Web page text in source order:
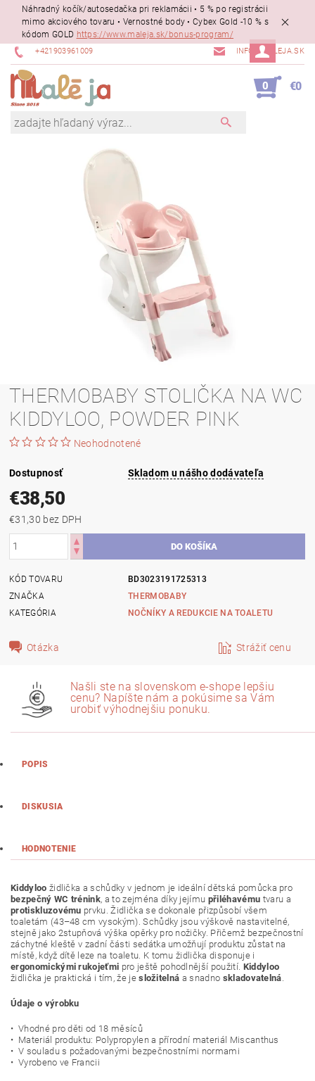
Náhradný kočík/autosedačka pri reklamácii • 5 % po registrácii
mimo akciového tovaru • Vernostné body • Cybex Gold -10 % s
kódom GOLD https://www.maleja.sk/bonus-program/
+421903961009 INFO@MALEJA.SK
0 €0
THERMOBABY STOLIČKA NA WC
KIDDYLOO, POWDER PINK
Neohodnotené
Dostupnosť Skladom u nášho dodávateľa
€38,50
€31,30 bez DPH
KÓD TOVARU
BD3023191725313
ZNAČKA
THERMOBABY
KATEGÓRIA
NOČNÍKY A REDUKCIE NA TOALETU
Otázka Strážiť cenu
Našli ste na slovenskom e-shope lepšiu
cenu? Napíšte nám a pokúsime sa Vám
urobiť výhodnejšiu ponuku.
POPIS
DISKUSIA
HODNOTENIE
Kiddyloo židlička a schůdky v jednom je ideální dětská pomůcka pro
bezpečný WC trénink, a to zejména díky jejímu přiléhavému tvaru a
protiskluzovému prvku. Židlička se dokonale přizpůsobí všem
toaletám (43–48 cm vysokým). Schůdky jsou výškově nastavitelné,
stejně jako 2stupňová výška opěrky pro nožičky. Přičemž bezpečnostní
záchytné kleště v zadní části sedátka umožňují produktu zůstat na
místě, když dítě leze na toaletu. K tomu židlička disponuje i
ergonomickými rukojeťmi pro ještě pohodlnější použití. Kiddyloo
židlička je praktická i tím, že jesložitelná a snadno skladovatelná
Údaje o výrobku
• Vhodné pro děti od 18 měsíců
• Materiál produktu: Polypropylen a přírodní materiál Miscanthus
• V souladu s požadovanými bezpečnostními normami
• Vyrobeno ve Francii